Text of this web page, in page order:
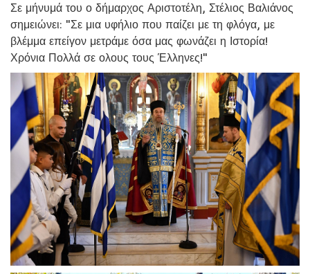
Σε μήνυμά του ο δήμαρχος Αριστοτέλη, Στέλιος Βαλιάνος
σημειώνει: "Σε μια υφήλιο που παίζει με τη φλόγα, με
βλέμμα επείγον μετράμε όσα μας φωνάζει η Ιστορία!
Χρόνια Πολλά σε ολους τους Έλληνες!"